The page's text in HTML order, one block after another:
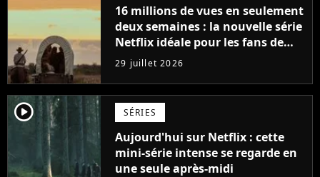
16 millions de vues en seulement
deux semaines : la nouvelle série
Netflix idéale pour les fans de
Yellowstone
29 juillet 2026
player2 SÉRIES
Aujourd'hui sur Netflix : cette
mini-série intense se regarde en
une seule après-midi